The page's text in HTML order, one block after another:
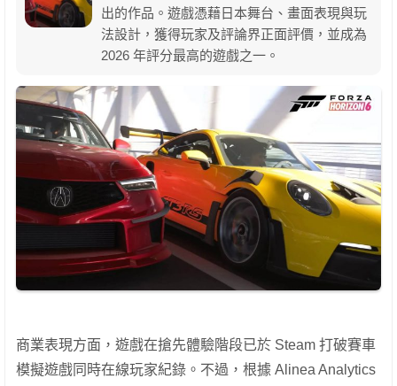
出的作品。遊戲憑藉日本舞台、畫面表現與玩
法設計，獲得玩家及評論界正面評價，並成為
2026 年評分最高的遊戲之一。
商業表現方面，遊戲在搶先體驗階段已於 Steam 打破賽車
模擬遊戲同時在線玩家紀錄。不過，根據 Alinea Analytics